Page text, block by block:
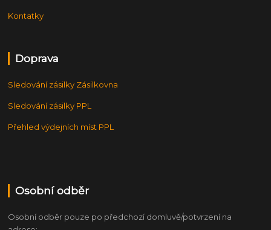
Kontatky
Doprava
Sledování zásilky Zásilkovna
Sledování zásilky PPL
Přehled výdejních míst PPL
Osobní odběr
Osobní odběr pouze po předchozí domluvě/potvrzení na